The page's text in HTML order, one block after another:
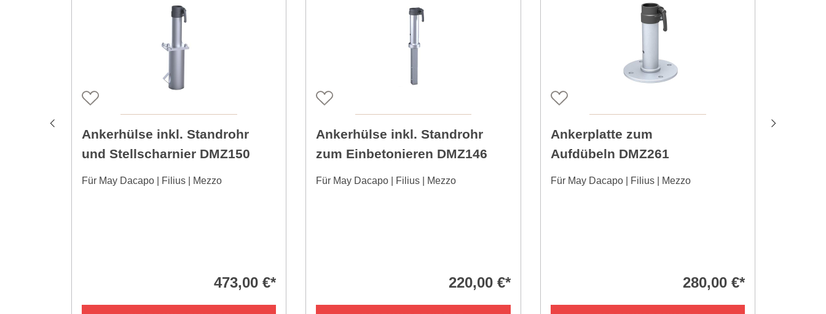
Ankerhülse inkl. Standrohr
und Stellscharnier DMZ150
Für May Dacapo | Filius | Mezzo
473,00 €*
Ankerhülse inkl. Standrohr
zum Einbetonieren DMZ146
Für May Dacapo | Filius | Mezzo
220,00 €*
Ankerplatte zum
Aufdübeln DMZ261
Für May Dacapo | Filius | Mezzo
280,00 €*